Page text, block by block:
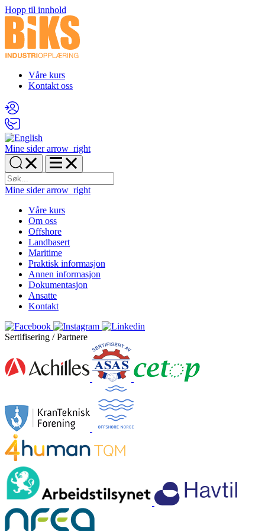
Hopp til innhold
Våre kurs
Kontakt oss
Mine sider arrow_right
Mine sider arrow_right
Våre kurs
Om oss
Offshore
Landbasert
Maritime
Praktisk informasjon
Annen informasjon
Dokumentasjon
Ansatte
Kontakt
Sertifisering / Partnere